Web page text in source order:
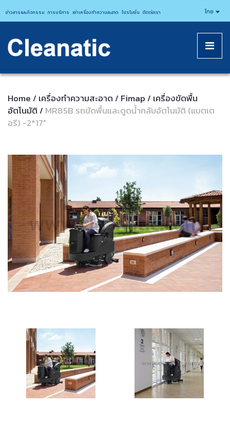
CLEANATICJ
ข่าวสารและกิจกรรม การบริการ เช่าเครื่องทำความสะอาด โปรโมชั่น ติดต่อเรา ไทย
Home / เครื่องทำความสะอาด / Fimap / เครื่องขัดพื้น
อัตโนมัติ / MR85B รถขัดพื้นและดูดน้ำกลับอัตโนมัติ (แบตเต
อรี) -2*17″